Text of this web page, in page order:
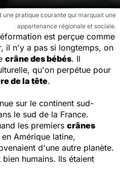
une pratique courante qui marquait une
appartenance régionale et sociale.
est perçue comme
il n'y a pas si longtemps, on
crâne des bébés. Il
qu'on perpétue pour
de la tête.
sur le continent sud-
le sud de la France.
les premiers crânes
Amérique latine,
d'une autre planète.
humains. Ils étaient